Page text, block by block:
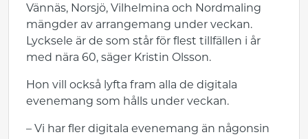
Vännäs, Norsjö, Vilhelmina och Nordmaling
mängder av arrangemang under veckan.
Lycksele är de som står för flest tillfällen i år
med nära 60, säger Kristin Olsson.
Hon vill också lyfta fram alla de digitala
evenemang som hålls under veckan.
– Vi har fler digitala evenemang än någonsin